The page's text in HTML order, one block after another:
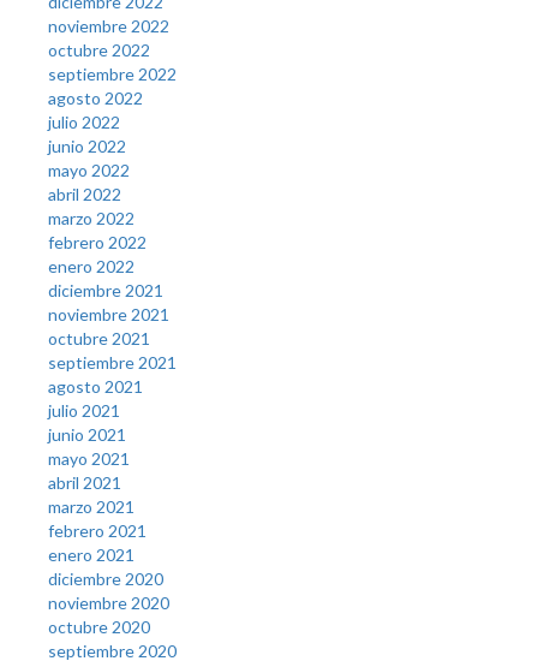
noviembre 2022
octubre 2022
septiembre 2022
agosto 2022
julio 2022
junio 2022
mayo 2022
abril 2022
marzo 2022
febrero 2022
enero 2022
diciembre 2021
noviembre 2021
octubre 2021
septiembre 2021
agosto 2021
julio 2021
junio 2021
mayo 2021
abril 2021
marzo 2021
febrero 2021
enero 2021
diciembre 2020
noviembre 2020
octubre 2020
septiembre 2020